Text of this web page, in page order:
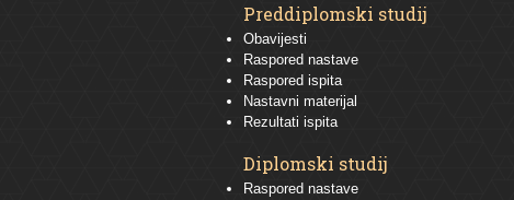
Preddiplomski studij
Obavijesti
Raspored nastave
Raspored ispita
Nastavni materijal
Rezultati ispita
Diplomski studij
Raspored nastave